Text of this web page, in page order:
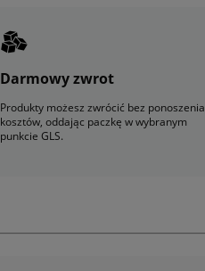
Darmowy zwrot
Produkty możesz zwrócić bez ponoszenia
kosztów, oddając paczkę w wybranym
punkcie GLS.